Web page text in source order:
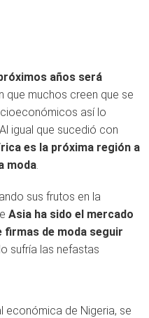
años será
que muchos creen que se
así lo
igual que sucedió con
es la próxima región a
moda.
sus frutos en la
Asia ha sido el mercado
firmas de moda seguir
sufría las nefastas
económica de Nigeria, se